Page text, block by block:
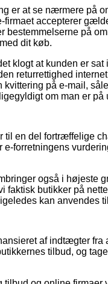
er at se nærmere på
firmaet accepterer
bestemmelserne på
dit køb.
klogt at kunden er
returrettighed
kvittering på e-mail,
om man er på
til en del fortræffelige
e-forretningens
også i højeste
faktisk butikker på
kan anvendes
af indtægter fra
tilbud, og